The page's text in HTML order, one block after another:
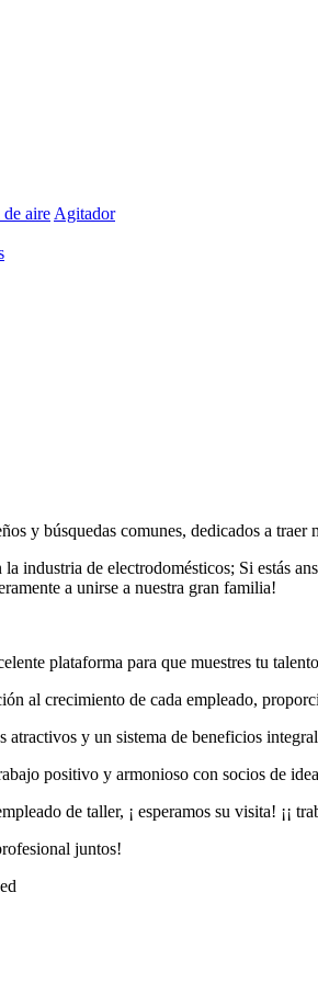
aire Agitador
y búsquedas comunes, dedicados a traer
industria de electrodomésticos; Si estás
a unirse a nuestra gran familia!
plataforma para que muestres tu
al crecimiento de cada empleado,
y un sistema de beneficios
positivo y armonioso con socios de
de taller, ¡ esperamos su visita!
juntos!